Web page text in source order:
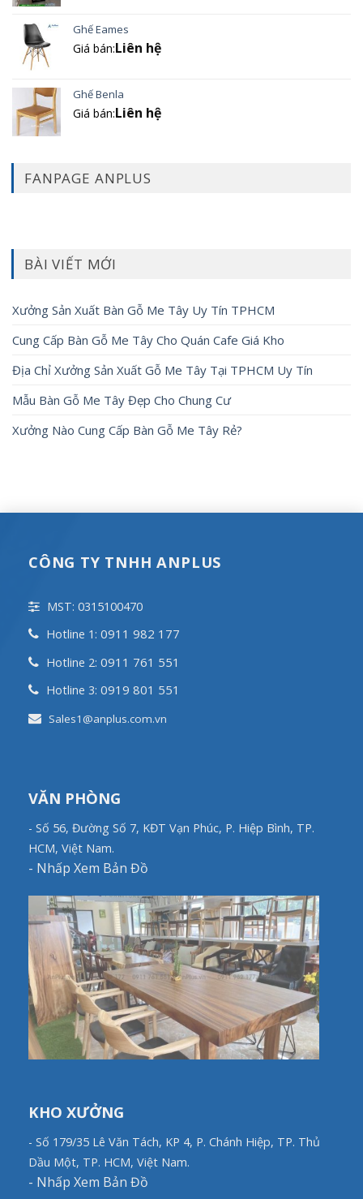
Ghế Eames
Giá bán:Liên hệ
Ghế Benla
Giá bán:Liên hệ
FANPAGE ANPLUS
BÀI VIẾT MỚI
Xưởng Sản Xuất Bàn Gỗ Me Tây Uy Tín TPHCM
Cung Cấp Bàn Gỗ Me Tây Cho Quán Cafe Giá Kho
Địa Chỉ Xưởng Sản Xuất Gỗ Me Tây Tại TPHCM Uy Tín
Mẫu Bàn Gỗ Me Tây Đẹp Cho Chung Cư
Xưởng Nào Cung Cấp Bàn Gỗ Me Tây Rẻ?
CÔNG TY TNHH ANPLUS
MST: 0315100470
Hotline 1: 0911 982 177
Hotline 2: 0911 761 551
Hotline 3: 0919 801 551
Sales1@anplus.com.vn
VĂN PHÒNG
- Số 56, Đường Số 7, KĐT Vạn Phúc, P. Hiệp Bình, TP.
HCM, Việt Nam.
- Nhấp Xem Bản Đồ
KHO XƯỞNG
- Số 179/35 Lê Văn Tách, KP 4, P. Chánh Hiệp, TP. Thủ
Dầu Một, TP. HCM, Việt Nam.
- Nhấp Xem Bản Đồ